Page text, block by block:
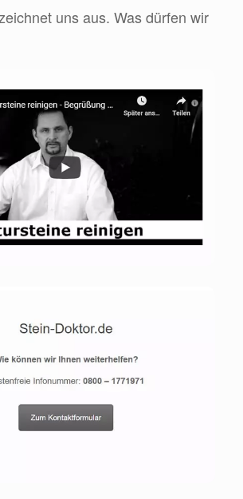
uns aus. Was dürfen wir